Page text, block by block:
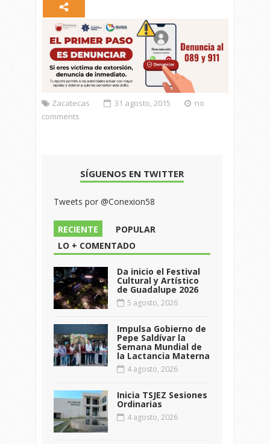
Zacatecas 31 agosto, 2015
no
comments
SÍGUENOS EN TWITTER
Tweets por @Conexion58
RECIENTE
POPULAR
LO + COMENTADO
Da inicio el Festival
Cultural y Artístico
de Guadalupe 2026
5 agosto, 2026
Impulsa Gobierno de
Pepe Saldívar la
Semana Mundial de
la Lactancia Materna
4 agosto, 2026
Inicia TSJEZ Sesiones
Ordinarias
4 agosto, 2026